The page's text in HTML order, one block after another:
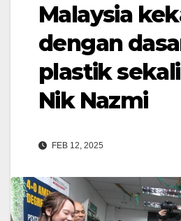
Malaysia
dengan
plastik
Nik Nazmi
FEB 12, 2025